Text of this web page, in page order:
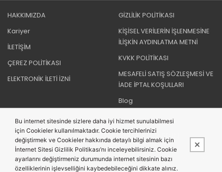
HAKKIMIZDA
Kariyer
İLETİŞİM
ÇEREZ POLİTİKASI
ELEKTRONİK İLETİ İZNİ
GİZLİLİK POLİTİKASI
KİŞİSEL VERİLERİN İŞLENMESİNE
İLİŞKİN AYDINLATMA METNİ
KVKK POLİTİKASI
MESAFELİ SATIŞ SÖZLEŞMESİ VE
İADE İPTAL KOŞULLARI
Blog
BIZI TAKIP EDIN
Bu internet sitesinde sizlere daha iyi hizmet sunulabilmesi
için Cookieler kullanılmaktadır. Cookie tercihlerinizi
değiştirmek ve Cookieler hakkında detaylı bilgi almak için
İnternet Sitesi Gizlilik Politikası’nı inceleyebilirsiniz. Cookie
ayarlarını değiştirmeniz durumunda internet sitesinin bazı
özelliklerinin işlevselliğini kaybedebileceğini dikkate alınız.